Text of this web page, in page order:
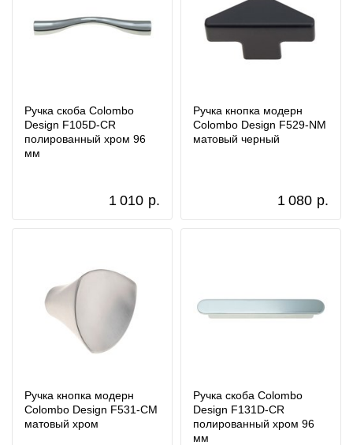
Ручка скоба Colombo
Design F105D-CR
полированный хром 96
мм
1 010 р.
Ручка кнопка модерн
Colombo Design F529-NM
матовый черный
1 080 р.
Ручка кнопка модерн
Colombo Design F531-CM
матовый хром
Ручка скоба Colombo
Design F131D-CR
полированный хром 96
мм